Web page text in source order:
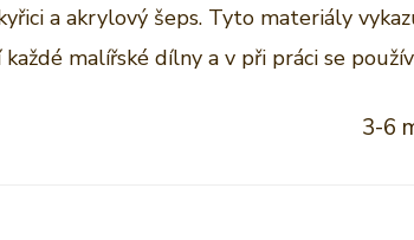
a akrylový šeps. Tyto materiály
malířské dílny a v při práci se
3-6